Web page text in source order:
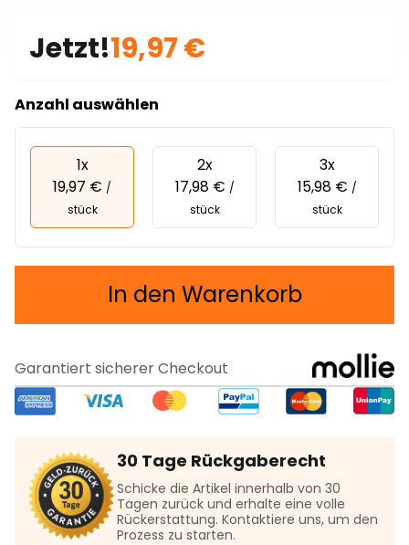
Jetzt!19,97 €
Anzahl auswählen
1x
19,97 € /
stück
2x
17,98 € /
stück
3x
15,98 € /
stück
In den Warenkorb
Garantiert sicherer Checkout
30 Tage Rückgaberecht
Schicke die Artikel innerhalb von 30
Tagen zurück und erhalte eine volle
Rückerstattung. Kontaktiere uns, um den
Prozess zu starten.